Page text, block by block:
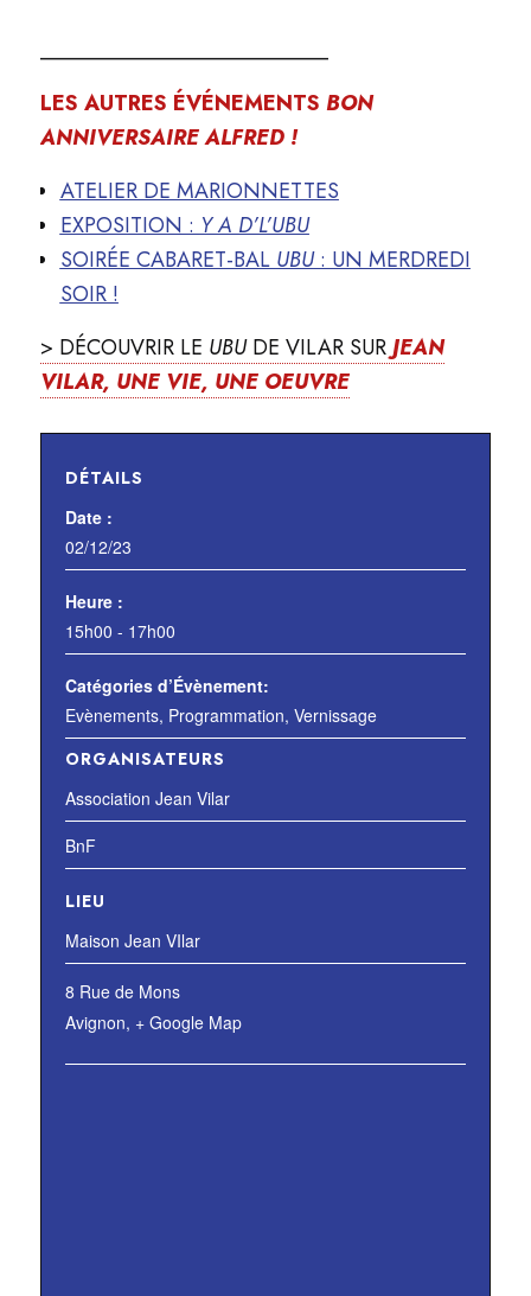
___________________________
LES AUTRES ÉVÉNEMENTS BON
ANNIVERSAIRE ALFRED !
ATELIER DE MARIONNETTES
EXPOSITION : Y A D’L’UBU
SOIRÉE CABARET-BAL UBU: UN MERDREDI
SOIR !
> DÉCOUVRIR LE UBUDE VILAR SURJEAN
VILAR, UNE VIE, UNE OEUVRE
DÉTAILS
Date :
02/12/23
Heure :
15h00 - 17h00
Catégories d’Évènement:
Evènements, Programmation, Vernissage
ORGANISATEURS
Association Jean Vilar
BnF
LIEU
Maison Jean VIlar
8 Rue de Mons
Avignon, + Google Map